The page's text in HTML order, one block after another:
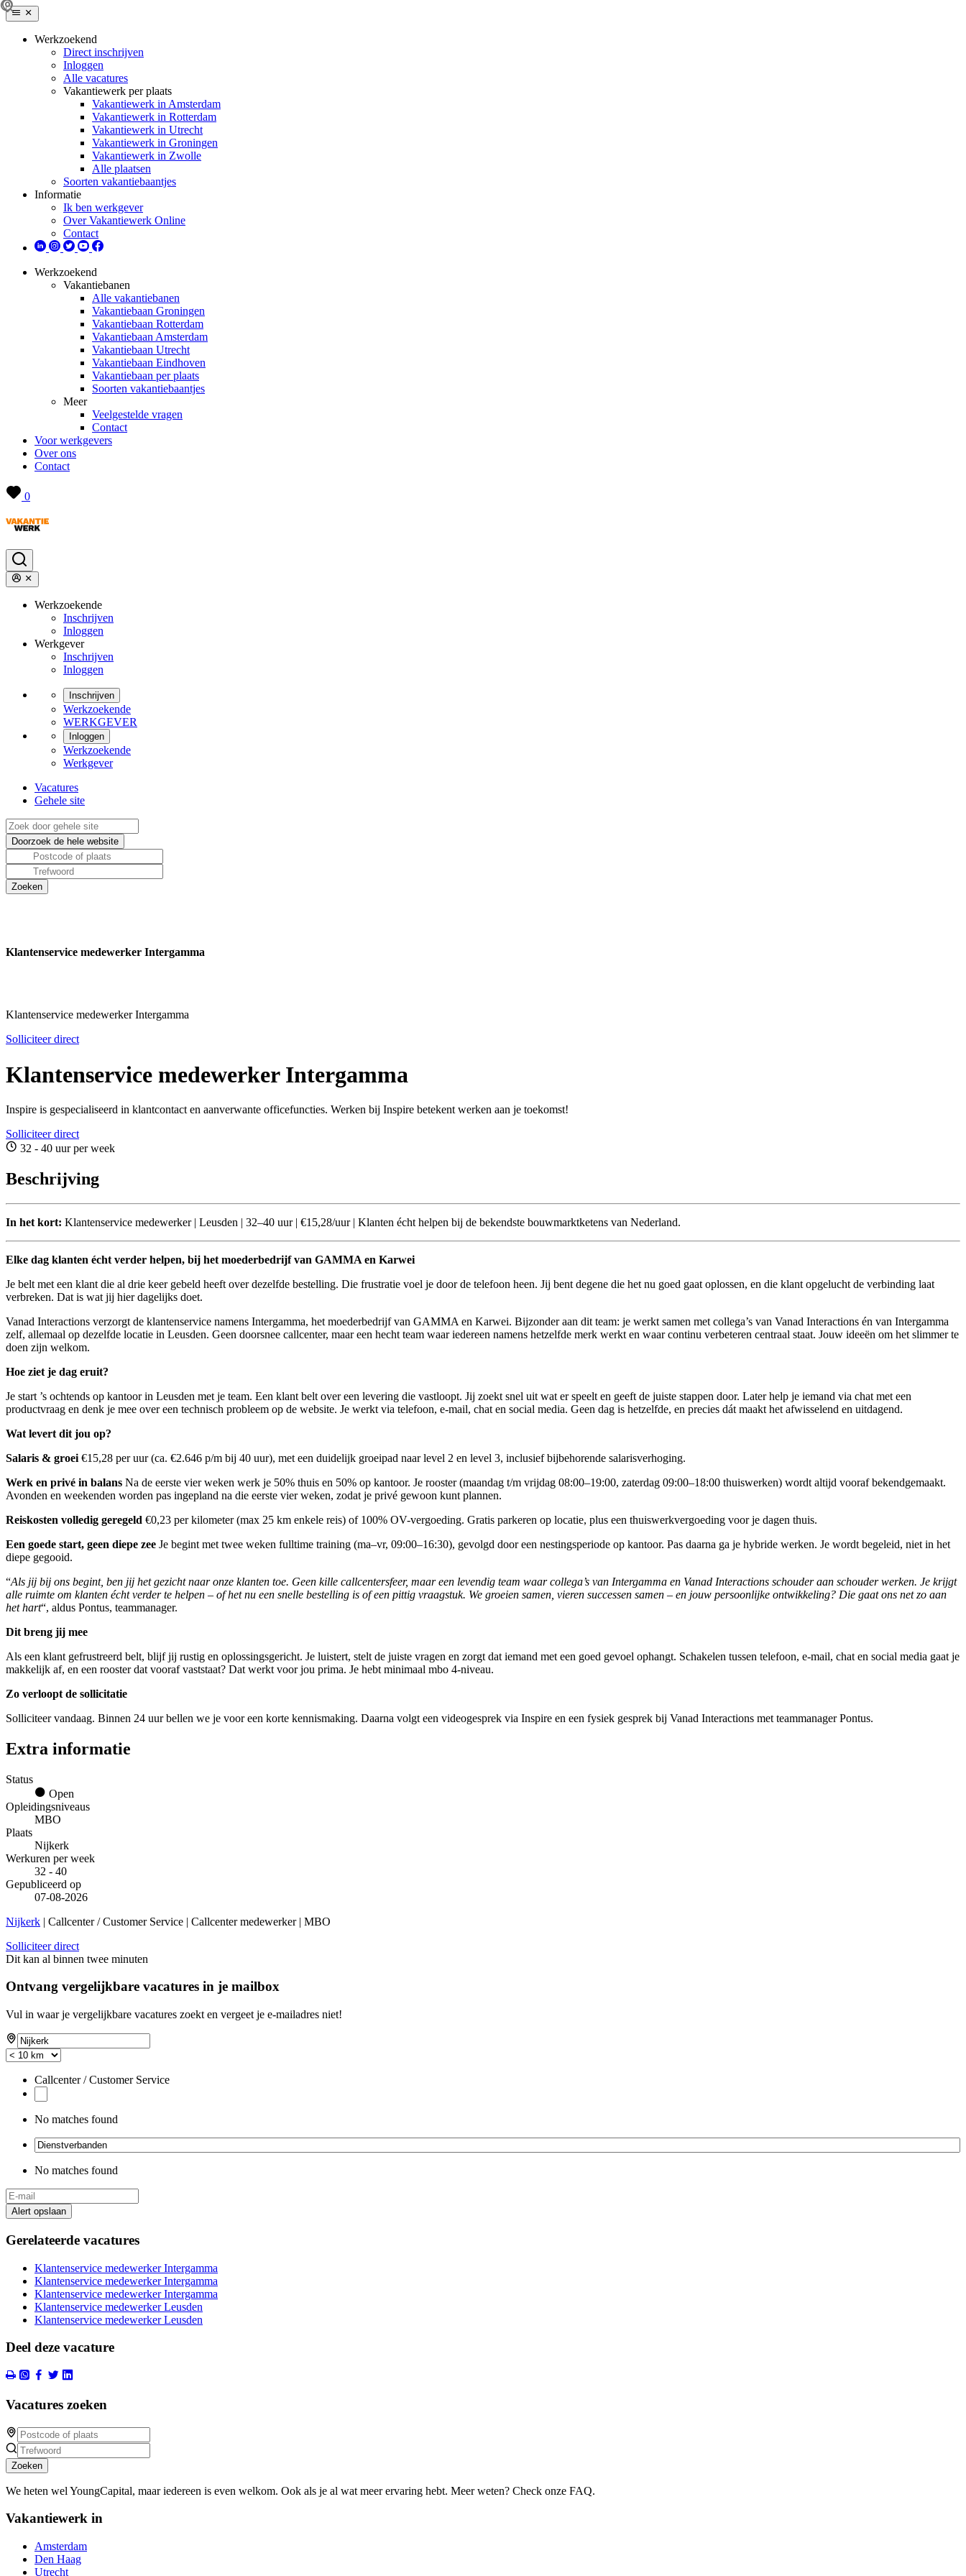
Werkzoekend
Direct inschrijven
Inloggen
Alle vacatures
Vakantiewerk per plaats
Vakantiewerk in Amsterdam
Vakantiewerk in Rotterdam
Vakantiewerk in Utrecht
Vakantiewerk in Groningen
Vakantiewerk in Zwolle
Alle plaatsen
Soorten vakantiebaantjes
Informatie
Ik ben werkgever
Over Vakantiewerk Online
Contact
Werkzoekend
Vakantiebanen
Alle vakantiebanen
Vakantiebaan Groningen
Vakantiebaan Rotterdam
Vakantiebaan Amsterdam
Vakantiebaan Utrecht
Vakantiebaan Eindhoven
Vakantiebaan per plaats
Soorten vakantiebaantjes
Meer
Veelgestelde vragen
Contact
Voor werkgevers
Over ons
Contact
0
Werkzoekende
Inschrijven
Inloggen
Werkgever
Inschrijven
Inloggen
Inschrijven
Werkzoekende
WERKGEVER
Inloggen
Werkzoekende
Werkgever
Vacatures
Gehele site
Klantenservice medewerker Intergamma
Klantenservice medewerker Intergamma
Solliciteer direct
Klantenservice medewerker Intergamma
Inspire is gespecialiseerd in klantcontact en aanverwante officefuncties. Werken bij Inspire betekent werken aan je toekomst!
Solliciteer direct
32 - 40 uur per week
Beschrijving
In het kort: Klantenservice medewerker | Leusden | 32–40 uur | €15,28/uur | Klanten écht helpen bij de bekendste bouwmarktketens van Nederland.
Elke dag klanten écht verder helpen, bij het moederbedrijf van GAMMA en Karwei
Je belt met een klant die al drie keer gebeld heeft over dezelfde bestelling. Die frustratie voel je door de telefoon heen. Jij bent degene die het nu goed gaat oplossen, en die klant opgelucht de verbinding laat
verbreken. Dat is wat jij hier dagelijks doet.
Vanad Interactions verzorgt de klantenservice namens Intergamma, het moederbedrijf van GAMMA en Karwei. Bijzonder aan dit team: je werkt samen met collega’s van Vanad Interactions én van Intergamma
zelf, allemaal op dezelfde locatie in Leusden. Geen doorsnee callcenter, maar een hecht team waar iedereen namens hetzelfde merk werkt en waar continu verbeteren centraal staat. Jouw ideeën om het slimmer te
doen zijn welkom.
Hoe ziet je dag eruit?
Je start ’s ochtends op kantoor in Leusden met je team. Een klant belt over een levering die vastloopt. Jij zoekt snel uit wat er speelt en geeft de juiste stappen door. Later help je iemand via chat met een
productvraag en denk je mee over een technisch probleem op de website. Je werkt via telefoon, e-mail, chat en social media. Geen dag is hetzelfde, en precies dát maakt het afwisselend en uitdagend.
Wat levert dit jou op?
Salaris & groei €15,28 per uur (ca. €2.646 p/m bij 40 uur), met een duidelijk groeipad naar level 2 en level 3, inclusief bijbehorende salarisverhoging.
Werk en privé in balans Na de eerste vier weken werk je 50% thuis en 50% op kantoor. Je rooster (maandag t/m vrijdag 08:00–19:00, zaterdag 09:00–18:00 thuiswerken) wordt altijd vooraf bekendgemaakt.
Avonden en weekenden worden pas ingepland na die eerste vier weken, zodat je privé gewoon kunt plannen.
Reiskosten volledig geregeld €0,23 per kilometer (max 25 km enkele reis) of 100% OV-vergoeding. Gratis parkeren op locatie, plus een thuiswerkvergoeding voor je dagen thuis.
Een goede start, geen diepe zee Je begint met twee weken fulltime training (ma–vr, 09:00–16:30), gevolgd door een nestingsperiode op kantoor. Pas daarna ga je hybride werken. Je wordt begeleid, niet in het
diepe gegooid.
“Als jij bij ons begint, ben jij het gezicht naar onze klanten toe. Geen kille callcentersfeer, maar een levendig team waar collega’s van Intergamma en Vanad Interactions schouder aan schouder werken. Je krijgt
alle ruimte om klanten écht verder te helpen – of het nu een snelle bestelling is of een pittig vraagstuk. We groeien samen, vieren successen samen – en jouw persoonlijke ontwikkeling? Die gaat ons net zo aan
het hart“, aldus Pontus, teammanager.
Dit breng jij mee
Als een klant gefrustreerd belt, blijf jij rustig en oplossingsgericht. Je luistert, stelt de juiste vragen en zorgt dat iemand met een goed gevoel ophangt. Schakelen tussen telefoon, e-mail, chat en social media gaat je
makkelijk af, en een rooster dat vooraf vaststaat? Dat werkt voor jou prima. Je hebt minimaal mbo 4-niveau.
Zo verloopt de sollicitatie
Solliciteer vandaag. Binnen 24 uur bellen we je voor een korte kennismaking. Daarna volgt een videogesprek via Inspire en een fysiek gesprek bij Vanad Interactions met teammanager Pontus.
Extra informatie
Status
Open
Opleidingsniveaus
MBO
Plaats
Nijkerk
Werkuren per week
32 - 40
Gepubliceerd op
07-08-2026
Nijkerk | Callcenter / Customer Service | Callcenter medewerker | MBO
Solliciteer direct
Dit kan al binnen twee minuten
Ontvang vergelijkbare vacatures in je mailbox
Vul in waar je vergelijkbare vacatures zoekt en vergeet je e-mailadres niet!
Callcenter / Customer Service
No matches found
No matches found
Alert opslaan
Gerelateerde vacatures
Klantenservice medewerker Intergamma
Klantenservice medewerker Intergamma
Klantenservice medewerker Intergamma
Klantenservice medewerker Leusden
Klantenservice medewerker Leusden
Deel deze vacature
Vacatures zoeken
Zoeken
We heten wel YoungCapital, maar iedereen is even welkom. Ook als je al wat meer ervaring hebt. Meer weten? Check onze FAQ.
Vakantiewerk in
Amsterdam
Den Haag
Utrecht